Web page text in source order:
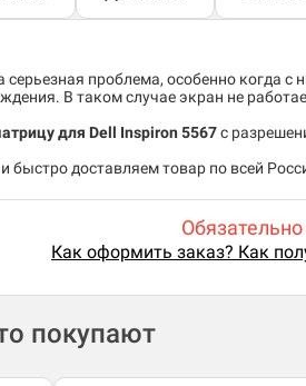
проблема, особенно когда
В таком случае экран не
для Dell Inspiron 5567c
быстро доставляем товар по всей
Как оформить заказ? Как
покупают